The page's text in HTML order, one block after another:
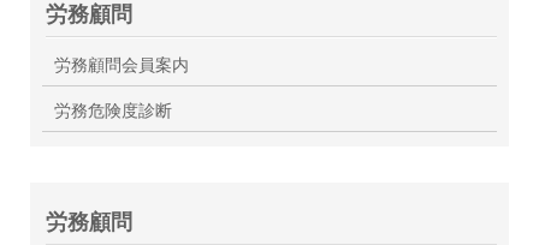
労務顧問
労務顧問会員案内
労務危険度診断
労務顧問